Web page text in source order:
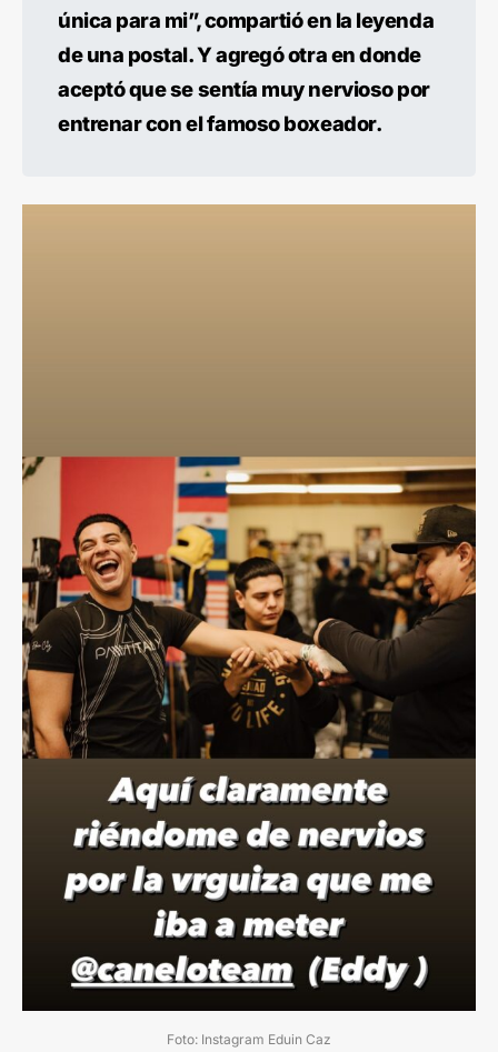
única para mi”, compartió en la leyenda
de una postal. Y agregó otra en donde
aceptó que se sentía muy nervioso por
entrenar con el famoso boxeador.
Foto: Instagram Eduin Caz